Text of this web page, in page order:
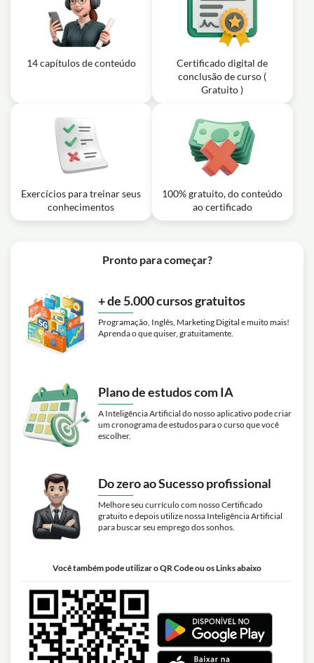
14 capítulos de conteúdo
Certificado digital de
conclusão de curso (
Gratuito )
Exercícios para treinar seus
conhecimentos
100% gratuito, do conteúdo
ao certificado
Pronto para começar?
+ de 5.000 cursos gratuitos
Programação, Inglês, Marketing Digital e muito mais!
Aprenda o que quiser, gratuitamente.
Plano de estudos com IA
A Inteligência Artificial do nosso aplicativo pode criar
um cronograma de estudos para o curso que você
escolher.
Do zero ao Sucesso profissional
Melhore seu currículo com nosso Certificado
gratuito e depois utilize nossa Inteligência Artificial
para buscar seu emprego dos sonhos.
Você também pode utilizar o QR Code ou os Links abaixo